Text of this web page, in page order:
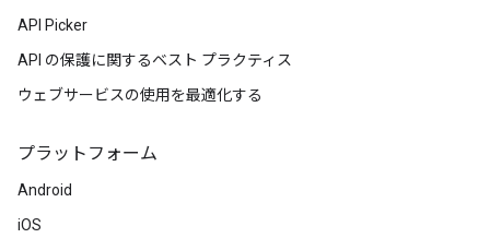
API Picker
API の保護に関するベスト プラクティス
ウェブサービスの使用を最適化する
プラットフォーム
Android
iOS